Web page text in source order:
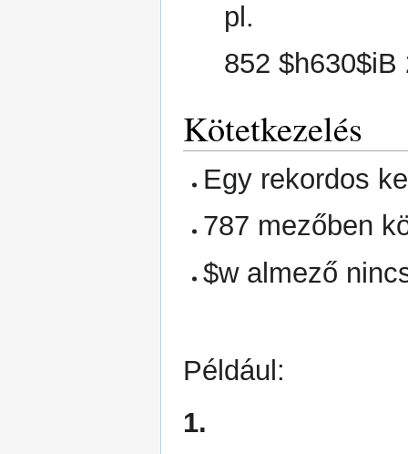
pl.
852 $h630$iB
Kötetkezelés
Egy rekordos
787 mezőben
$w almező
Például:
1.